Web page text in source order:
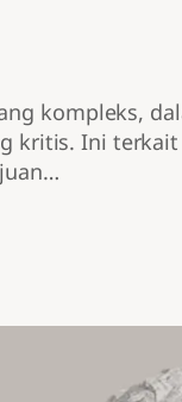
kompleks,
kritis. Ini